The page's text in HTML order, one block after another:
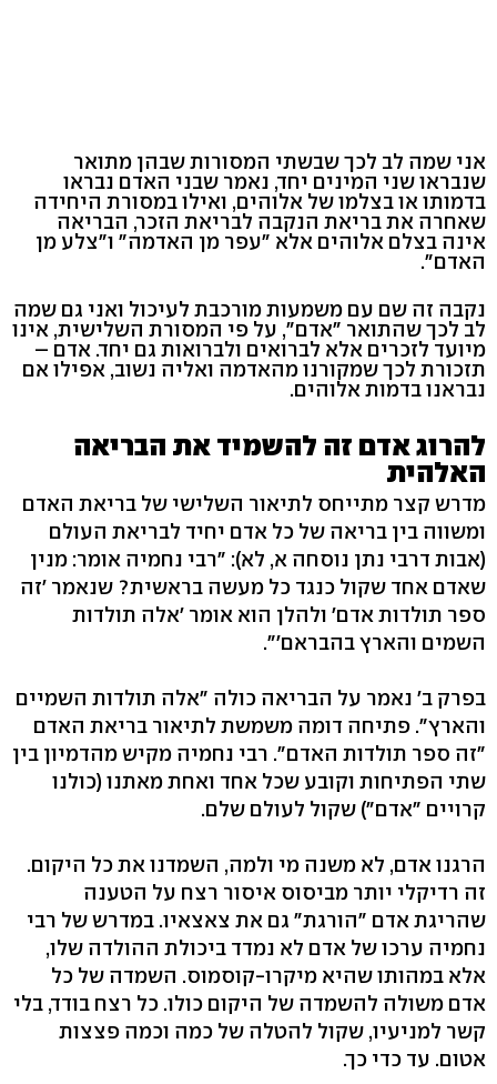
אני שמה לב לכך שבשתי המסורות שבהן מתואר
שנבראו שני המינים יחד, נאמר שבני האדם נבראו
בדמותו או בצלמו של אלוהים, ואילו במסורת היחידה
שאחרה את בריאת הנקבה לבריאת הזכר, הבריאה
אינה בצלם אלוהים אלא "עפר מן האדמה" ו"צלע מן
האדם".
נקבה זה שם עם משמעות מורכבת לעיכול ואני גם שמה
לב לכך שהתואר "אדם", על פי המסורת השלישית, אינו
מיועד לזכרים אלא לברואים ולברואות גם יחד. אדם –
תזכורת לכך שמקורנו מהאדמה ואליה נשוב, אפילו אם
נבראנו בדמות אלוהים.
להרוג אדם זה להשמיד את הבריאה
האלהית
מדרש קצר מתייחס לתיאור השלישי של בריאת האדם
ומשווה בין בריאה של כל אדם יחיד לבריאת העולם
(אבות דרבי נתן נוסחה א, לא): "רבי נחמיה אומר: מנין
שאדם אחד שקול כנגד כל מעשה בראשית? שנאמר 'זה
ספר תולדות אדם' ולהלן הוא אומר 'אלה תולדות
השמים והארץ בהבראם'".
בפרק ב' נאמר על הבריאה כולה "אלה תולדות השמיים
והארץ". פתיחה דומה משמשת לתיאור בריאת האדם
"זה ספר תולדות האדם". רבי נחמיה מקיש מהדמיון בין
שתי הפתיחות וקובע שכל אחד ואחת מאתנו (כולנו
קרויים "אדם") שקול לעולם שלם.
הרגנו אדם, לא משנה מי ולמה, השמדנו את כל היקום.
זה רדיקלי יותר מביסוס איסור רצח על הטענה
שהריגת אדם "הורגת" גם את צאצאיו. במדרש של רבי
נחמיה ערכו של אדם לא נמדד ביכולת ההולדה שלו,
אלא במהותו שהיא מיקרו-קוסמוס. השמדה של כל
אדם משולה להשמדה של היקום כולו. כל רצח בודד, בלי
קשר למניעיו, שקול להטלה של כמה וכמה פצצות
אטום. עד כדי כך.